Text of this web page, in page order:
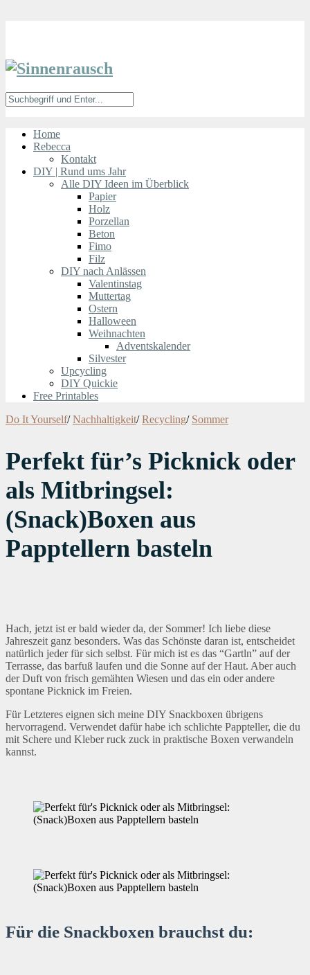
Home
Rebecca
Kontakt
DIY | Rund ums Jahr
Alle DIY Ideen im Überblick
Papier
Holz
Porzellan
Beton
Fimo
Filz
DIY nach Anlässen
Valentinstag
Muttertag
Ostern
Halloween
Weihnachten
Adventskalender
Silvester
Upcycling
DIY Quickie
Free Printables
Do It Yourself/ Nachhaltigkeit/ Recycling/ Sommer
Perfekt für’s Picknick oder
als Mitbringsel:
(Snack)Boxen aus
Papptellern basteln
Hach, jetzt ist er bald wieder da, der Sommer! Ich liebe diese
Jahreszeit ganz besonders. Was das Schönste daran ist, entscheidet
natürlich jeder für sich selbst. Für mich ist es das “Gartln” auf der
Terrasse, das barfuß laufen und die Sonne auf der Haut. Aber auch
der Duft von frisch gemähten Wiesen und das ein oder andere
spontane Picknick im Freien.
Für Letzteres eignen sich meine DIY Snackboxen übrigens
hervorragend. Verwendet dafür habe ich schlichte Pappteller, die du
mit Schere und Kleber ruck zuck in praktische Boxen verwandeln
kannst.
Für die Snackboxen brauchst du: